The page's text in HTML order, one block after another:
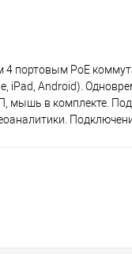
4 портовым PoE
iPad, Android).
мышь в комплекте.